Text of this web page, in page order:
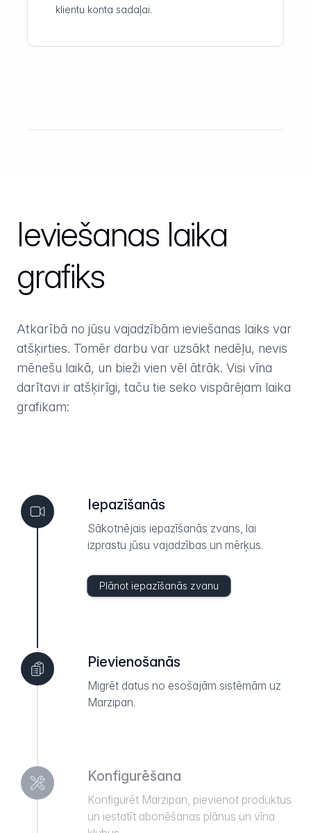
klientu konta sadaļai.
Ieviešanas laika
grafiks
Atkarībā no jūsu vajadzībām ieviešanas laiks var
atšķirties. Tomēr darbu var uzsākt nedēļu, nevis
mēnešu laikā, un bieži vien vēl ātrāk. Visi vīna
darītavi ir atšķirīgi, taču tie seko vispārējam laika
grafikam:
Iepazīšanās
Sākotnējais iepazīšanās zvans, lai
izprastu jūsu vajadzības un mērķus.
Plānot iepazīšanās zvanu
Pievienošanās
Migrēt datus no esošajām sistēmām uz
Marzipan.
Konfigurēšana
Konfigurēt Marzipan, pievienot produktus
un iestatīt abonēšanas plānus un vīna